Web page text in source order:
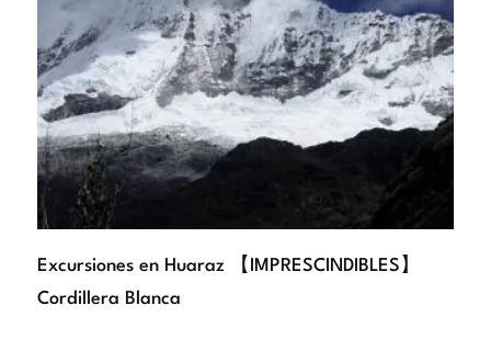
Excursiones en Huaraz 【IMPRESCINDIBLES】
Cordillera Blanca